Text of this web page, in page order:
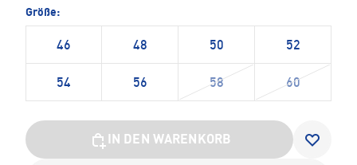
Größe:
46 48 50 52
54 56 58 60
IN DEN WARENKORB